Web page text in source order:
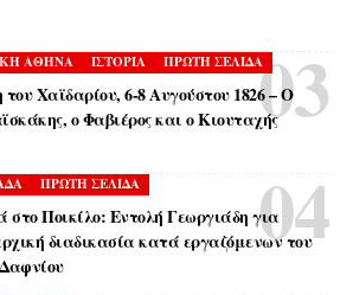
ΑΘΗΝΑ ΙΣΤΟΡΙΑ ΠΡΩΤΗ ΣΕΛΙΔΑ
Χαϊδαρίου, 6-8 Αυγούστου 1826 – Ο
ο Φαβιέρος και ο Κιουταχής
ΠΡΩΤΗ ΣΕΛΙΔΑ
στο Ποικίλο: Εντολή Γεωργιάδη για
διαδικασία κατά εργαζόμενων του